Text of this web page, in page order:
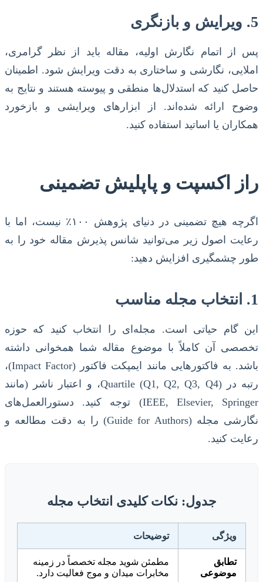
5. ویرایش و بازنگری
پس از اتمام نگارش اولیه، مقاله باید از نظر گرامری،
املایی، نگارشی و ساختاری به دقت ویرایش شود. اطمینان
حاصل کنید که استدلال‌ها منطقی و پیوسته هستند و نتایج به
وضوح ارائه شده‌اند. از ابزارهای ویرایشی و بازخورد
همکاران یا اساتید استفاده کنید.
راز اکسپت و پاپلیش تضمینی
اگرچه هیچ تضمینی در دنیای پژوهش ۱۰۰٪ نیست، اما با
رعایت اصول زیر می‌توانید شانس پذیرش مقاله خود را به
طور چشمگیری افزایش دهید:
1. انتخاب مجله مناسب
این گام حیاتی است. مجله‌ای را انتخاب کنید که حوزه
تخصصی آن کاملاً با موضوع مقاله شما همخوانی داشته
باشد. به فاکتورهایی مانند ایمپکت فاکتور (Impact Factor)،
رتبه در Quartile (Q1, Q2, Q3, Q4)، و اعتبار ناشر (مانند
IEEE, Elsevier, Springer) توجه کنید. دستورالعمل‌های
نگارشی مجله (Guide for Authors) را به دقت مطالعه و
رعایت کنید.
جدول: نکات کلیدی انتخاب مجله
ویژگی توضیحات
تطابق
موضوعی
مطمئن شوید مجله تخصصاً در زمینه
مخابرات میدان و موج فعالیت دارد.